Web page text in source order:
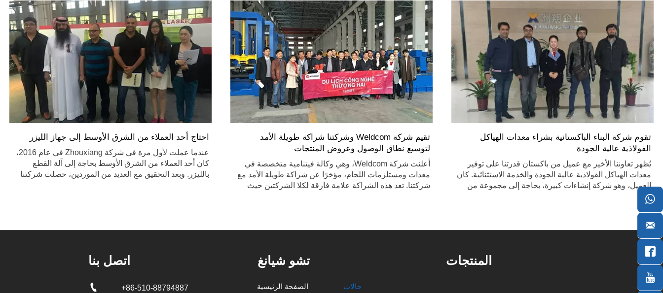
احتاج أحد العملاء من الشرق الأوسط إلى جهاز الليزر
عندما عملت لأول مرة في شركة Zhouxiang في عام 2016،
كان أحد العملاء من الشرق الأوسط بحاجة إلى آلة القطع
بالليزر. وبعد التحقيق مع العديد من الموردين، حصلت شركتنا
تقيم شركة Weldcom وشركتنا شراكة طويلة الأمد
لتوسيع نطاق الوصول وعروض المنتجات
أعلنت شركة Weldcom، وهي وكالة فيتنامية متخصصة في
معدات ومستلزمات اللحام، مؤخرًا عن شراكة طويلة الأمد مع
شركتنا. تعد هذه الشراكة علامة فارقة لكلا الشركتين حيث
تقوم شركة البناء الباكستانية بشراء معدات الهياكل
الفولاذية عالية الجودة
يُظهر تعاوننا الأخير مع عميل من باكستان قدرتنا على توفير
معدات الهياكل الفولاذية عالية الجودة والخدمة الاستثنائية. كان
العميل، وهو شركة إنشاءات كبيرة، بحاجة إلى مجموعة من
معدات الهياكل الفولاذية لإكمال مشروعه. شارك فريق
المبيعات لدينا في مناقشات مستفيضة مع العملاء لفهم
متطلباتهم المحددة واحتياجات المشروع.
اتصل بنا
 +86-510-88794887
تشو شيانغ
الصفحة الرئيسية حالات
المنتجات



